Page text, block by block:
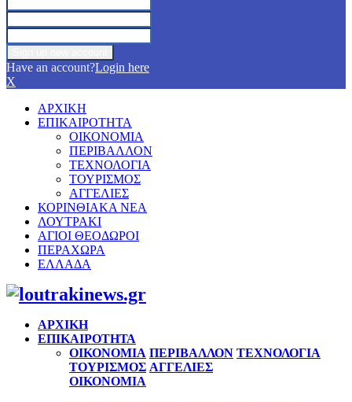
Have an account?Login here
X
ΑΡΧΙΚΗ
ΕΠΙΚΑΙΡΟΤΗΤΑ
ΟΙΚΟΝΟΜΙΑ
ΠΕΡΙΒΑΛΛΟΝ
ΤΕΧΝΟΛΟΓΙΑ
ΤΟΥΡΙΣΜΟΣ
ΑΓΓΕΛΙΕΣ
ΚΟΡΙΝΘΙΑΚΑ ΝΕΑ
ΛΟΥΤΡΑΚΙ
ΑΓΙΟΙ ΘΕΟΔΩΡΟΙ
ΠΕΡΑΧΩΡΑ
ΕΛΛΑΔΑ
Facebook
Twitter
Instagram
Pinterest
Youtube
ΑΡΧΙΚΗ
ΕΠΙΚΑΙΡΟΤΗΤΑ
ΟΙΚΟΝΟΜΙΑ ΠΕΡΙΒΑΛΛΟΝ ΤΕΧΝΟΛΟΓΙΑ
ΤΟΥΡΙΣΜΟΣ ΑΓΓΕΛΙΕΣ
ΟΙΚΟΝΟΜΙΑ